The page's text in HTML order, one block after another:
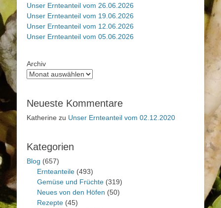
Unser Ernteanteil vom 26.06.2026
Unser Ernteanteil vom 19.06.2026
Unser Ernteanteil vom 12.06.2026
Unser Ernteanteil vom 05.06.2026
Archiv
Neueste Kommentare
Katherine zu Unser Ernteanteil vom 02.12.2020
Kategorien
Blog (657)
Ernteanteile (493)
Gemüse und Früchte (319)
Neues von den Höfen (50)
Rezepte (45)